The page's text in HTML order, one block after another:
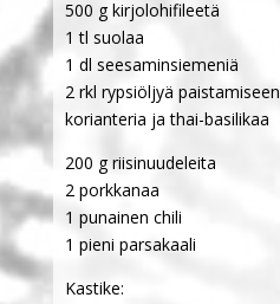
500 g kirjolohifileetä
1 tl suolaa
1 dl seesaminsiemeniä
2 rkl rypsiöljyä paistamiseen
korianteria ja thai-basilikaa
200 g riisinuudeleita
2 porkkanaa
1 punainen chili
1 pieni parsakaali
Kastike: